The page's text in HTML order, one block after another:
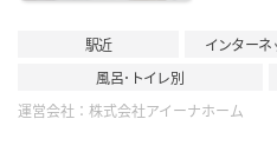
駅近 インターネ
風呂･トイレ別
運営会社： 株式会社アイーナホーム